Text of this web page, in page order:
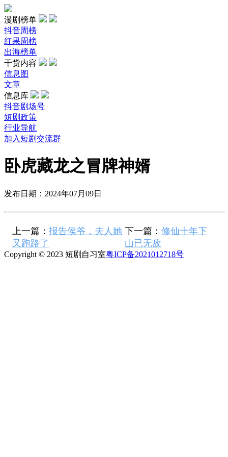
漫剧榜单
抖音周榜
红果周榜
出海榜单
干货内容
信息图
文章
信息库
抖音剧场号
短剧政策
行业导航
加入短剧交流群
卧虎藏龙之冒牌神婿
发布日期：2024年07月09日
上一篇： 报告侯爷，夫人她
又跑路了
下一篇： 修仙十年下
山已无敌
Copyright © 2023 短剧自习室粤ICP备2021012718号